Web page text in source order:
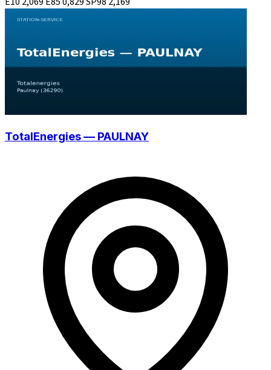
TotalEnergies — PAULNAY